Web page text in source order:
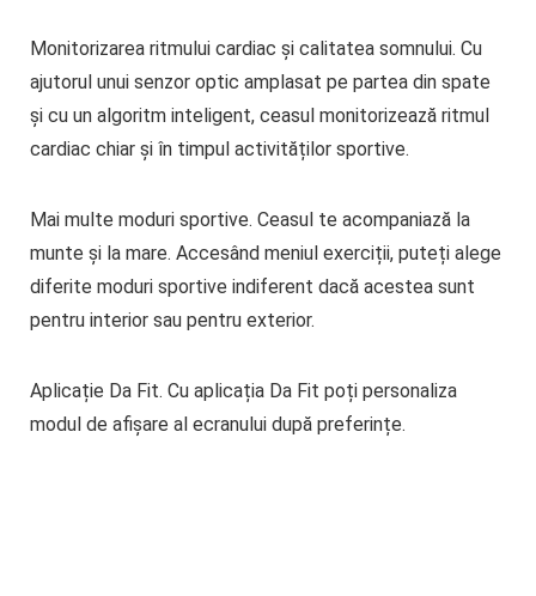
Monitorizarea ritmului cardiac și calitatea somnului. Cu
ajutorul unui senzor optic amplasat pe partea din spate
și cu un algoritm inteligent, ceasul monitorizează ritmul
cardiac chiar și în timpul activităților sportive.
Mai multe moduri sportive. Ceasul te acompaniază la
munte și la mare. Accesând meniul exerciții, puteți alege
diferite moduri sportive indiferent dacă acestea sunt
pentru interior sau pentru exterior.
Aplicație Da Fit. Cu aplicația Da Fit poți personaliza
modul de afișare al ecranului după preferințe.